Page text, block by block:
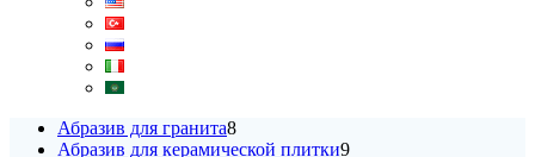
Абразив для гранита88
products
Абразив для керамической плитки99